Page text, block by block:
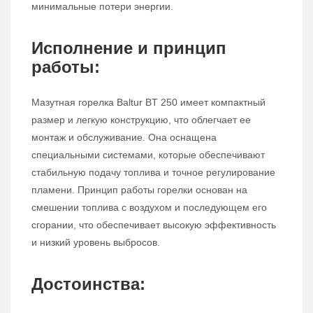
минимальные потери энергии.
Исполнение и принцип
работы:
Мазутная горелка Baltur BT 250 имеет компактный
размер и легкую конструкцию, что облегчает ее
монтаж и обслуживание. Она оснащена
специальными системами, которые обеспечивают
стабильную подачу топлива и точное регулирование
пламени. Принцип работы горелки основан на
смешении топлива с воздухом и последующем его
сгорании, что обеспечивает высокую эффективность
и низкий уровень выбросов.
Достоинства: